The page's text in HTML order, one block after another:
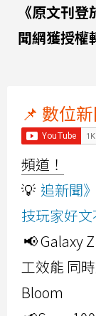
《原文刊
聞網獲授權
📌 數位
頻道！
💡 追新聞
技玩家好文
📢 Galaxy
工效能 同
Bloom